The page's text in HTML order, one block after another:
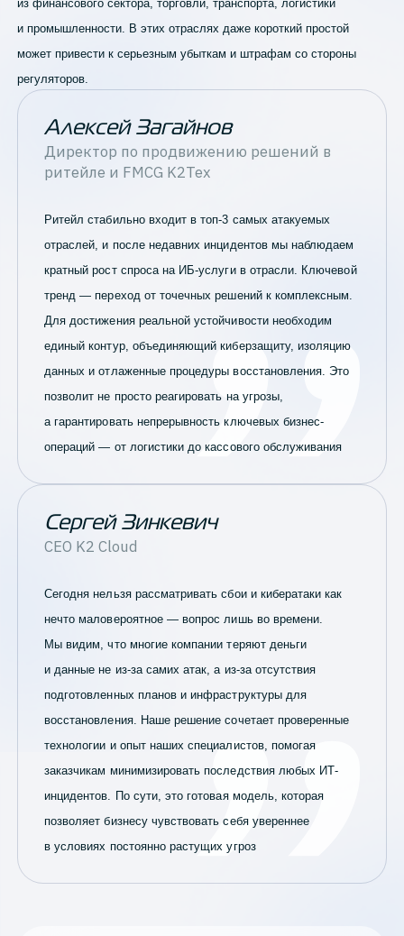
из финансового сектора, торговли, транспорта, логистики
и промышленности. В этих отраслях даже короткий простой
может привести к серьезным убыткам и штрафам со стороны
регуляторов.
Алексей Загайнов
Директор по продвижению решений в
ритейле и FMCG K2Тех
Ритейл стабильно входит в топ-3 самых атакуемых
отраслей, и после недавних инцидентов мы наблюдаем
кратный рост спроса на ИБ-услуги в отрасли. Ключевой
тренд — переход от точечных решений к комплексным.
Для достижения реальной устойчивости необходим
единый контур, объединяющий киберзащиту, изоляцию
данных и отлаженные процедуры восстановления. Это
позволит не просто реагировать на угрозы,
а гарантировать непрерывность ключевых бизнес-
операций — от логистики до кассового обслуживания
Сергей Зинкевич
CEO K2 Cloud
Сегодня нельзя рассматривать сбои и кибератаки как
нечто маловероятное — вопрос лишь во времени.
Мы видим, что многие компании теряют деньги
и данные не из-за самих атак, а из-за отсутствия
подготовленных планов и инфраструктуры для
восстановления. Наше решение сочетает проверенные
технологии и опыт наших специалистов, помогая
заказчикам минимизировать последствия любых ИТ-
инцидентов. По сути, это готовая модель, которая
позволяет бизнесу чувствовать себя увереннее
в условиях постоянно растущих угроз